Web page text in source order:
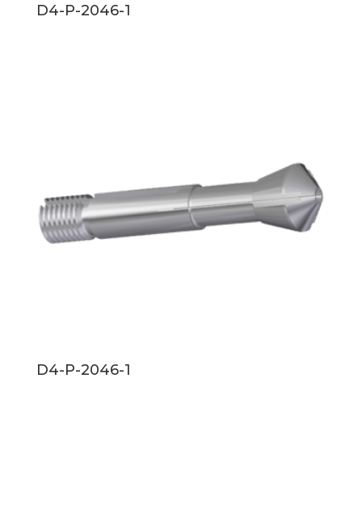
D4-P-2046-1
D4-P-2046-1